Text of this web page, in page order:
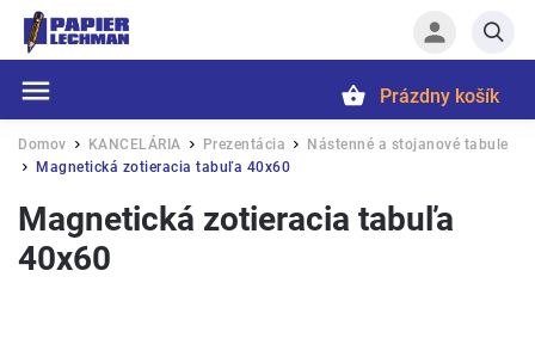
Hľadať
Prázdny košík
Domov / KANCELÁRIA / Prezentácia /
Nástenné a stojanové tabule
/
Magnetická zotieracia tabuľa 40x60
Magnetická zotieracia tabuľa
40x60